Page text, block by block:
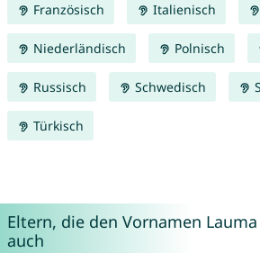
Französisch Italienisch
Niederländisch Polnisch
Russisch Schwedisch
Türkisch
Eltern, die den Vornamen
auch